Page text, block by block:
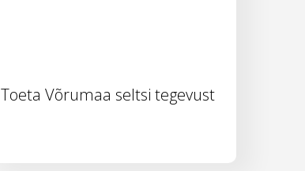
Toeta Võrumaa seltsi tegevust